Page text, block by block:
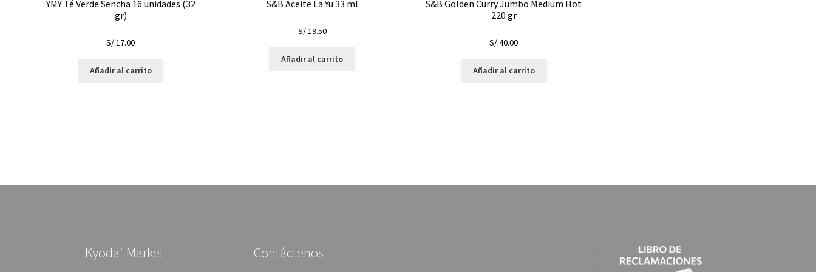
YMY Té Verde Sencha 16 unidades (32
gr)
S/.17.00
Añadir al carrito
S&B Aceite La Yu 33 ml
S/.19.50
Añadir al carrito
S&B Golden Curry Jumbo Medium Hot
220 gr
S/.40.00
Añadir al carrito
Kyodai Market Contáctenos